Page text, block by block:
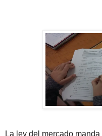
La ley del mercado